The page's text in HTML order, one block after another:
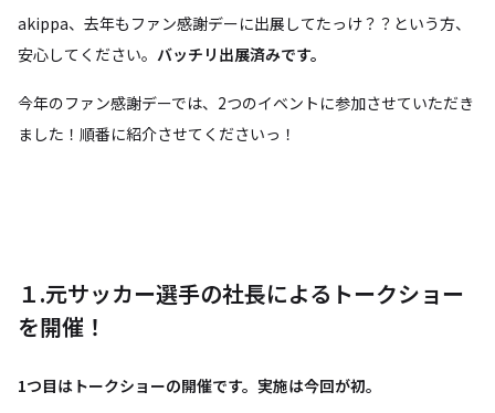
akippa、去年もファン感謝デーに出展してたっけ？？という方、
安心してください。 バッチリ出展済みです。
今年のファン感謝デーでは、2つのイベントに参加させていただき
ました！順番に紹介させてくださいっ！
１.元サッカー選手の社長によるトークショー
を開催！
1つ目はトークショーの開催です。実施は今回が初。